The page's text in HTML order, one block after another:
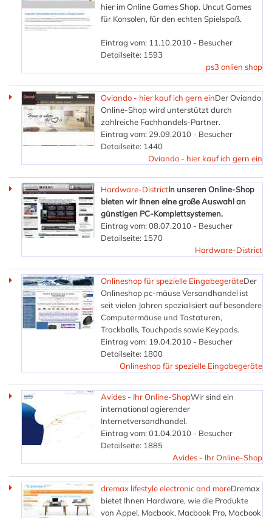
hier im Online Games Shop. Uncut Games
für Konsolen, für den echten Spielspaß.
Eintrag vom: 11.10.2010 - Besucher
Detailseite: 1593
ps3 onlien shop
Oviando - hier kauf ich gern einDer Oviando
Online-Shop wird unterstützt durch
zahlreiche Fachhandels-Partner.
Eintrag vom: 29.09.2010 - Besucher
Detailseite: 1440
Oviando - hier kauf ich gern ein
Hardware-DistrictIn unseren Online-Shop
bieten wir Ihnen eine große Auswahl an
günstigen PC-Komplettsystemen.
Eintrag vom: 08.07.2010 - Besucher
Detailseite: 1570
Hardware-District
Onlineshop für spezielle EingabegeräteDer
Onlineshop pc-mäuse Versandhandel ist
seit vielen Jahren spezialisiert auf besondere
Computermäuse und Tastaturen,
Trackballs, Touchpads sowie Keypads.
Eintrag vom: 19.04.2010 - Besucher
Detailseite: 1800
Onlineshop für spezielle Eingabegeräte
Avides - Ihr Online-ShopWir sind ein
international agierender
Internetversandhandel.
Eintrag vom: 01.04.2010 - Besucher
Detailseite: 1885
Avides - Ihr Online-Shop
dremax lifestyle electronic and moreDremax
bietet Ihnen Hardware, wie die Produkte
von Appel. Macbook, Macbook Pro, Macbook